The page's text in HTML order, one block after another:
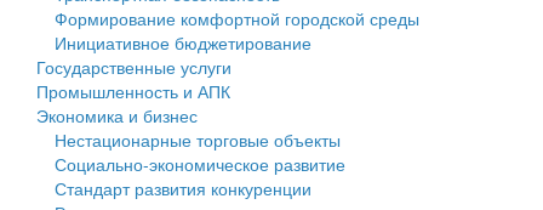
Государственные услуги
Промышленность и АПК
Экономика и бизнес
Символика
Устав
Гостям округа
Туризм
муниципального округа Тверской области
Администрация Кашинского муниципального округа
Тверской области
Управление сельскими территориями
Финансовое управление
Бюджет для граждан
Имущество
Выявление правообладателей ранее учтенных
Формирование комфортной городской среды
Инициативное бюджетирование
Государственные услуги
Промышленность и АПК
Экономика и бизнес
Нестационарные торговые объекты
Социально-экономическое развитие
Стандарт развития конкуренции